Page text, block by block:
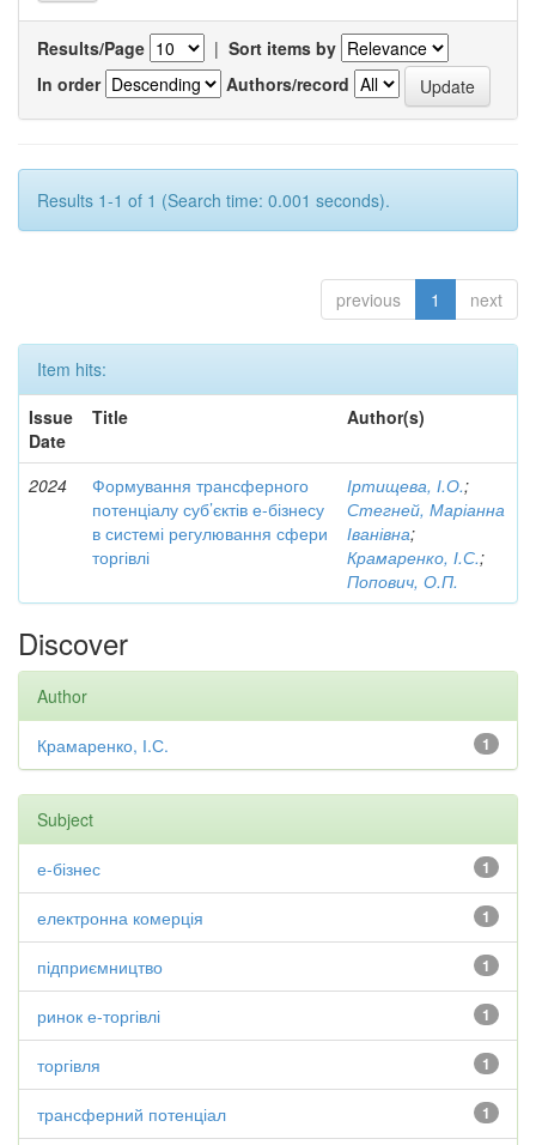
Results/Page | Sort items by
In order
Authors/record
Results 1-1 of 1 (Search time: 0.001 seconds).
previous 1 next
Item hits:
Issue
Date
Title Author(s)
2024
Формування трансферного
потенціалу суб’єктів е-бізнесу
в системі регулювання сфери
торгівлі
Іртищева, І.О.;
Стегней, Маріанна
Іванівна;
Крамаренко, І.С.;
Попович, О.П.
Discover
Author
1
Крамаренко, І.С.
Subject
1
е-бізнес
1
електронна комерція
1
підприємництво
1
ринок е-торгівлі
1
торгівля
1
трансферний потенціал